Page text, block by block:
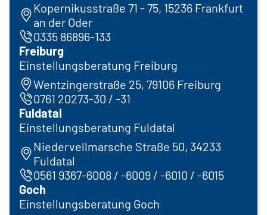
Kopernikusstraße 71 - 75, 15236 Frankfurt
an der Oder
0335 86896-133
Freiburg
Einstellungsberatung Freiburg
Wentzingerstraße 25, 79106 Freiburg
0761 20273-30 / -31
Fuldatal
Einstellungsberatung Fuldatal
Niedervellmarsche Straße 50, 34233
Fuldatal
0561 9367-6008 / -6009 / -6010 / -6015
Goch
Einstellungsberatung Goch